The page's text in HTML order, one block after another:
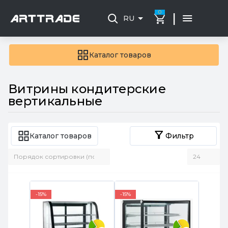
Каталог товаров
RU
0 |
Витрины кондитерские
вертикальные
Каталог товаров Фильтр
-15% -15%